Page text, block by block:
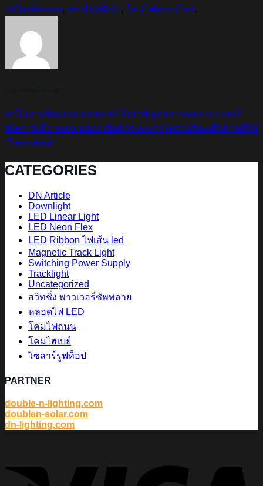
วน์ไลท์ติดลอย, ดาวไลท์ฝั่งฝ้า, โคมไฟดาวน์ไลท์.
ทำไมการจัดแสงแบบเลเยอร์ จึงสำคัญต่อการออกแบบแสง?
IKEA จับมือ Svea Solar เปิดตัวระบบค่าไฟอัจฉริยะเพื่อบ้านที่ใช้
“โซล่าเซลล์”
CATEGORIES
DN Article
Downlight
LED Linear Light
LED Neon Flex
LED Ribbon ไฟเส้น led
Magnetic Track Light
Switching Power Supply
Tracklight
Uncategorized
สวิทชิ่ง พาวเวอร์ซัพพลาย
หลอดไฟ LED
โคมไฟถนน
โคมไฮเบย์
โซลาร์รูฟท็อป
PARTNER
double-n-lighting.com
doublen-solar.com
dn-lighting.com